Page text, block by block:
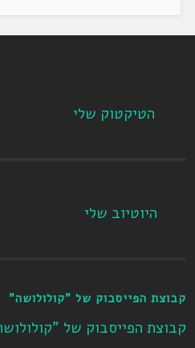
הטיקטוק שלי
היוטיוב שלי
קבוצת הפייסבוק של "קולולושה"
קבוצת הפייסבוק של